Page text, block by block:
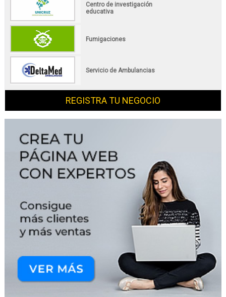
Centro de investigación
educativa
Fumigaciones
Servicio de Ambulancias
REGISTRA TU NEGOCIO